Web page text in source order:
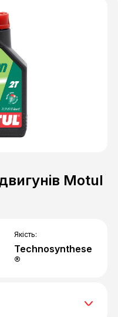
Motul
Якість:
Technosynthese
®